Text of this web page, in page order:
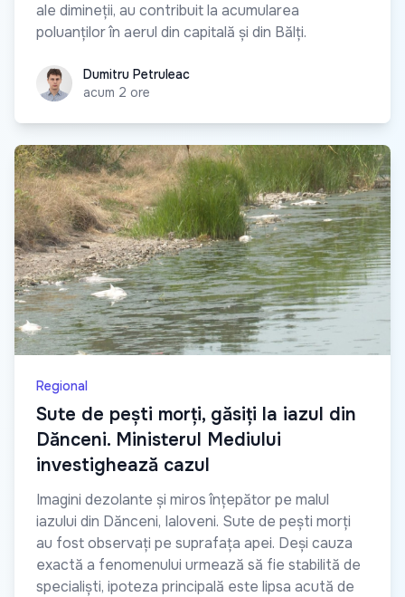
ale dimineții, au contribuit la acumularea
poluanților în aerul din capitală și din Bălți.
Dumitru Petruleac
Dumitru Petruleac
acum 2 ore
Regional
Sute de pești morți, găsiți la iazul din
Dănceni. Ministerul Mediului
investighează cazul
Imagini dezolante și miros înțepător pe malul
iazului din Dănceni, Ialoveni. Sute de pești morți
au fost observați pe suprafața apei. Deși cauza
exactă a fenomenului urmează să fie stabilită de
specialiști, ipoteza principală este lipsa acută de